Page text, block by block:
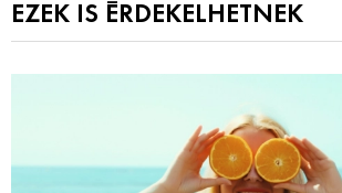
EZEK IS ÉRDEKELHETNEK